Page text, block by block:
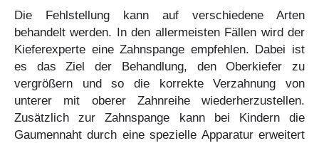
Die Fehlstellung kann auf verschiedene Arten
behandelt werden. In den allermeisten Fällen wird der
Kieferexperte eine Zahnspange empfehlen. Dabei ist
es das Ziel der Behandlung, den Oberkiefer zu
vergrößern und so die korrekte Verzahnung von
unterer mit oberer Zahnreihe wiederherzustellen.
Zusätzlich zur Zahnspange kann bei Kindern die
Gaumennaht durch eine spezielle Apparatur erweitert